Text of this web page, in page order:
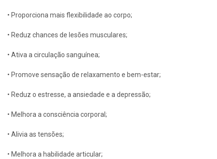
• Proporciona mais flexibilidade ao corpo;
• Reduz chances de lesões musculares;
• Ativa a circulação sanguínea;
• Promove sensação de relaxamento e bem-estar;
• Reduz o estresse, a ansiedade e a depressão;
• Melhora a consciência corporal;
• Alivia as tensões;
• Melhora a habilidade articular;